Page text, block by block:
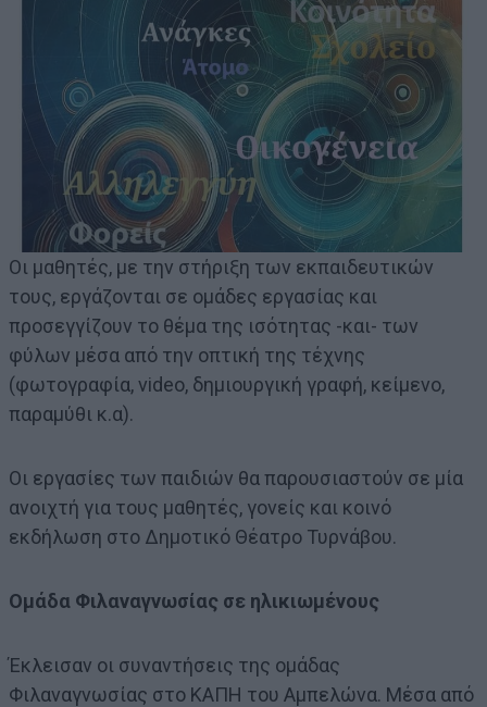
Οι μαθητές, με την στήριξη των εκπαιδευτικών
τους, εργάζονται σε ομάδες εργασίας και
προσεγγίζουν το θέμα της ισότητας -και- των
φύλων μέσα από την οπτική της τέχνης
(φωτογραφία, video, δημιουργική γραφή, κείμενο,
παραμύθι κ.α).
Οι εργασίες των παιδιών θα παρουσιαστούν σε μία
ανοιχτή για τους μαθητές, γονείς και κοινό
εκδήλωση στο Δημοτικό Θέατρο Τυρνάβου.
Ομάδα Φιλαναγνωσίας σε ηλικιωμένους
Έκλεισαν οι συναντήσεις της ομάδας
Φιλαναγνωσίας στο ΚΑΠΗ του Αμπελώνα. Μέσα από